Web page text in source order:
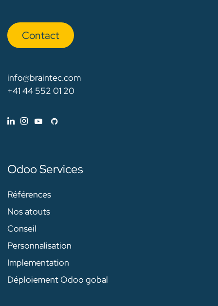
Con​​​​tact
info@braintec.com
+41 44 552 01 20
Odoo Services
Références
Nos atouts
Conseil
Personnalisation
Implementation
Déploiement Odoo gobal